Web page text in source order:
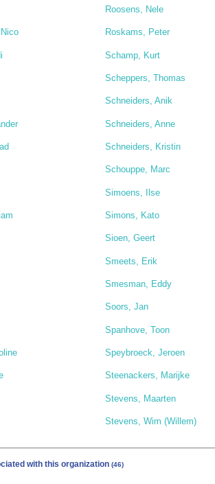
Roosens, Nele
Roskams, Peter
Schamp, Kurt
Scheppers, Thomas
Schneiders, Anik
Schneiders, Anne
Schneiders, Kristin
Schouppe, Marc
Simoens, Ilse
Simons, Kato
Sioen, Geert
Smeets, Erik
Smesman, Eddy
Soors, Jan
Spanhove, Toon
Speybroeck, Jeroen
Steenackers, Marijke
Stevens, Maarten
Stevens, Wim (Willem)
with this organization (46)